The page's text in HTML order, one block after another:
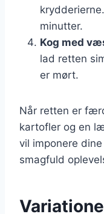
minutter.
Kog med
lad retten
er mørt.
Når retten er
kartofler og en
vil imponere
smagfuld